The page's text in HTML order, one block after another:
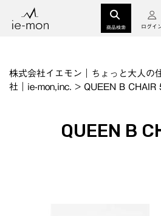
商品検索 ログイ
株式会社イエモン｜ちょっと大人の
社｜ie-mon,inc. > QUEEN B CHAIR
QUEEN B